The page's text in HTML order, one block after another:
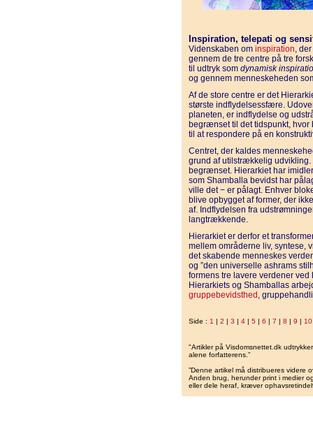
Inspiration, telepati og
Videnskaben om inspiration,
gennem de tre centre på tre
til udtryk som dynamisk
og gennem menneskeheden
Af de store centre er det
største indflydelsessfære.
planeten, er indflydelse og
begrænset til det tidspunkt,
til at respondere på en
Centret, der kaldes
grund af utilstrækkelig
begrænset. Hierarkiet har
som Shamballa bevidst har
ville det − er pålagt. Enhver
blive opbygget af former, der
af. Indflydelsen fra
langtrækkende.
Hierarkiet er derfor et
mellem områderne liv, syntese,
det skabende menneskes
og ”den universelle ashrams
formens tre lavere verdener
Hierarkiets og Shamballas
gruppebevidsthed ,
Side : 1 | 2 | 3 | 4 | 5 | 6 | 7 | 8 | 9 | 10
"Artikler på Visdomsnettet.dk
alene forfatterens.”
”Denne artikel må distribueres videre
Anden brug, herunder print i medier
eller dele heraf, kræver